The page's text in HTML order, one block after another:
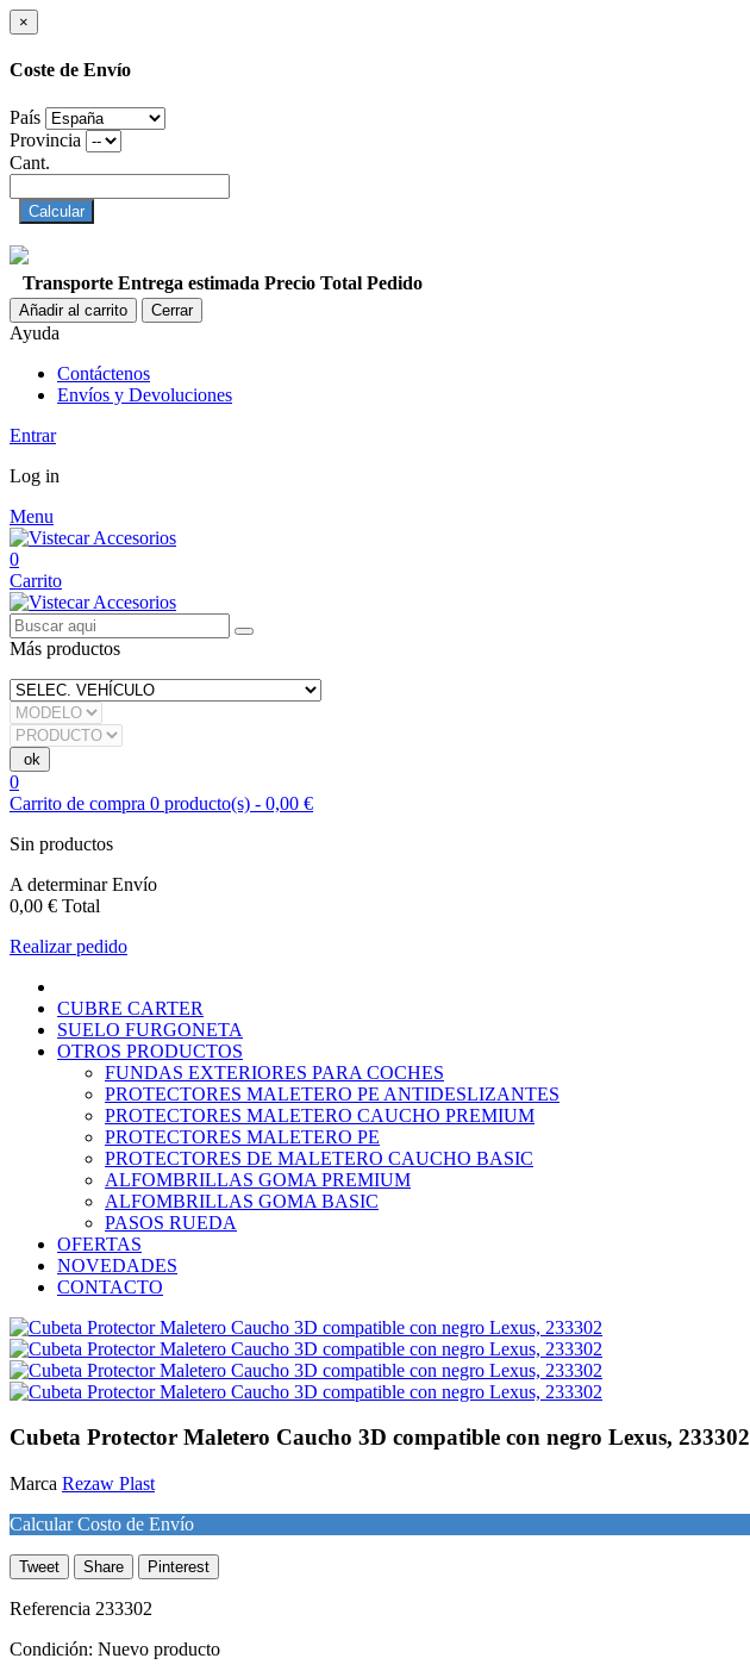
×
Coste de Envío
País
Provincia
Cant.
Calcular
Transporte Entrega estimada Precio Total Pedido
Añadir al carrito Cerrar
Ayuda
Contáctenos
Envíos y Devoluciones
Entrar
Log in
Menu
0
Carrito
Más productos
0
Carrito de compra 0 producto(s) - 0,00 €
Sin productos
A determinarEnvío
0,00 € Total
Realizar pedido
CUBRE CARTER
SUELO FURGONETA
OTROS PRODUCTOS
FUNDAS EXTERIORES PARA COCHES
PROTECTORES MALETERO PE ANTIDESLIZANTES
PROTECTORES MALETERO CAUCHO PREMIUM
PROTECTORES MALETERO PE
PROTECTORES DE MALETERO CAUCHO BASIC
ALFOMBRILLAS GOMA PREMIUM
ALFOMBRILLAS GOMA BASIC
PASOS RUEDA
OFERTAS
NOVEDADES
CONTACTO
Cubeta Protector Maletero Caucho 3D compatible con negro Lexus, 233302
Marca Rezaw Plast
Calcular Costo de Envío
Tweet Share Pinterest
Referencia 233302
Condición: Nuevo producto